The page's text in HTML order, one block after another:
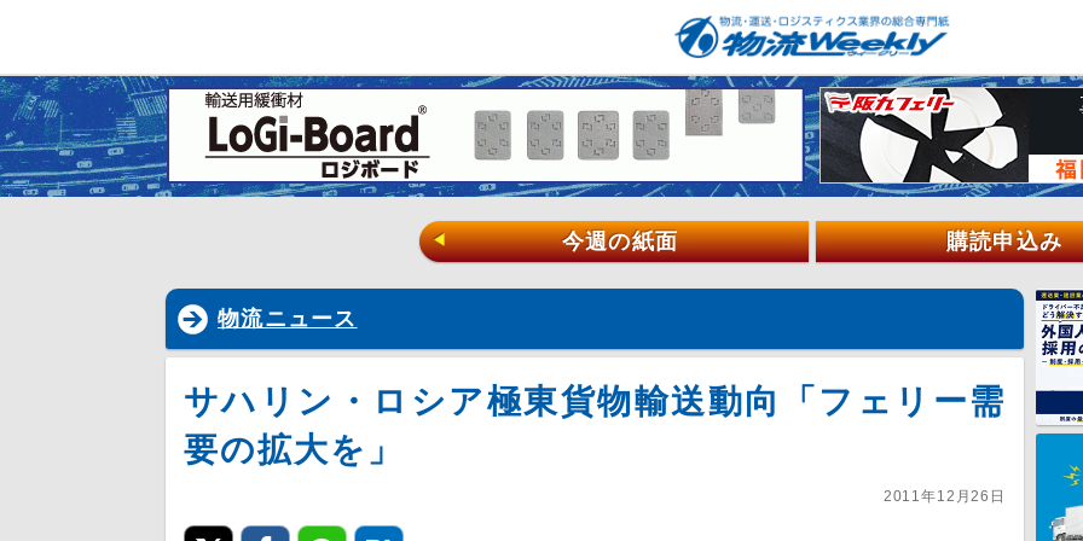
◀ 今週の紙面 購読申込み
物流ニュース
サハリン・ロシア極東貨物輸送動向「フェリー需
要の拡大を」
2011年12月26日